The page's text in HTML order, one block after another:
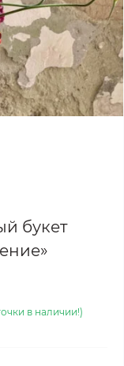
букет
в наличии!)